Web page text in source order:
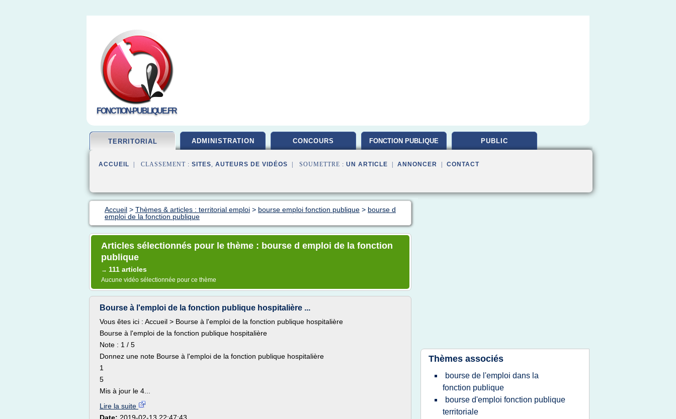
FONCTION-PUBLIQUE.FR
TERRITORIAL ADMINISTRATION CONCOURS FONCTION PUBLIQUE PUBLIC
ACCUEIL | CLASSEMENT : SITES, AUTEURS DE VIDÉOS | SOUMETTRE : UN ARTICLE ANNONCER CONTACT
Accueil > Thèmes & articles : territorial emploi > bourse emploi fonction publique > bourse d
emploi de la fonction publique
Articles sélectionnés pour le thème : bourse d emploi de la fonction
publique
→ 111 articles
Aucune vidéo sélectionnée pour ce thème
Bourse à l'emploi de la fonction publique hospitalière ...
Vous êtes ici : Accueil > Bourse à l'emploi de la fonction publique hospitalière
Bourse à l'emploi de la fonction publique hospitalière
Note : 1 / 5
Donnez une note Bourse à l'emploi de la fonction publique hospitalière
1
5
Mis à jour le 4...
Lire la suite
Thèmes associés
bourse de l'emploi dans la
fonction publique
bourse d'emploi fonction publique
territoriale